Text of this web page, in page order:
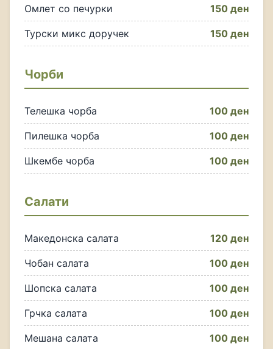
Омлет со печурки 150 ден
Турски микс доручек 150 ден
Чорби
Телешка чорба 100 ден
Пилешка чорба 100 ден
Шкембе чорба 100 ден
Салати
Македонска салата 120 ден
Чобан салата 100 ден
Шопска салата 100 ден
Грчка салата 100 ден
Мешана салата 100 ден